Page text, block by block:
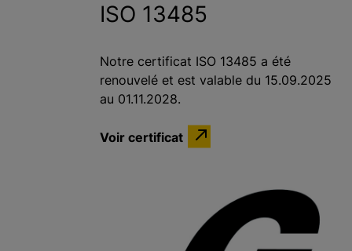
ISO 13485
Notre certificat ISO 13485 a été
renouvelé et est valable du 15.09.2025
au 01.11.2028.
Voir certificat